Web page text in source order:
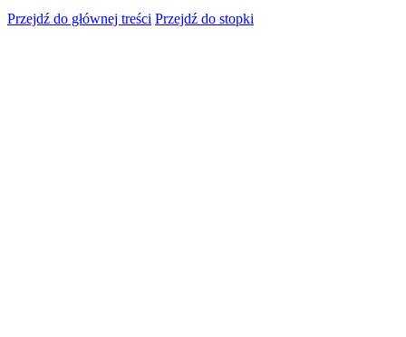
Przejdź do głównej treści Przejdź do stopki